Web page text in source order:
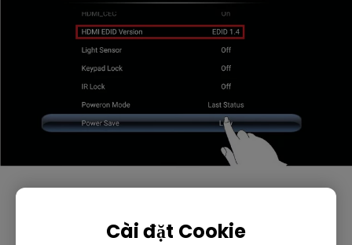
Cài đặt Cookie
Thông tin này có hữu ích không?